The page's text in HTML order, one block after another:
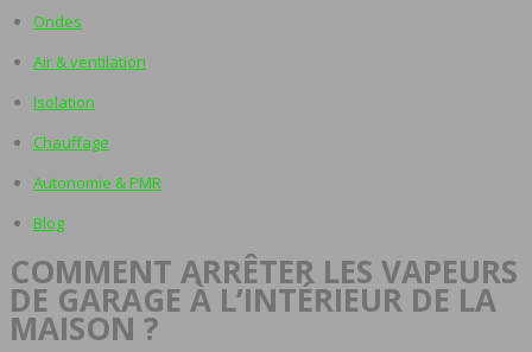
Ondes
Air & ventilation
Isolation
Chauffage
Autonomie & PMR
Blog
COMMENT ARRÊTER LES VAPEURS
DE GARAGE À L’INTÉRIEUR DE LA
MAISON ?